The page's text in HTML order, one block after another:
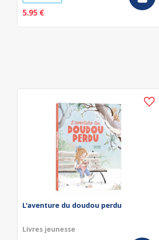
5.95 €
L'aventure du doudou perdu
Livres jeunesse